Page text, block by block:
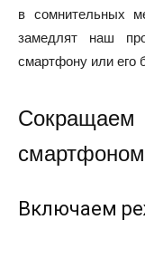
в сомнительных
замедлят наш
смартфону или его
смартфоном
Включаем